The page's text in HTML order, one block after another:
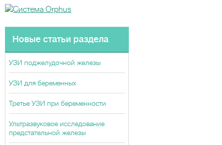
Новые статьи раздела
УЗИ поджелудочной железы
УЗИ для беременных
Третье УЗИ при беременности
Ультразвуковое исследование
предстательной железы